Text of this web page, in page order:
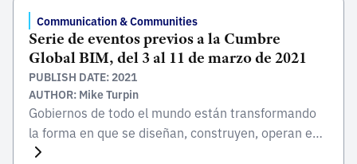
Communication & Communities
Serie de eventos previos a la Cumbre
Global BIM, del 3 al 11 de marzo de 2021
PUBLISH DATE: 2021
AUTHOR: Mike Turpin
Gobiernos de todo el mundo están transformando
la forma en que se diseñan, construyen, operan e
integran las infraestructuras mediante la